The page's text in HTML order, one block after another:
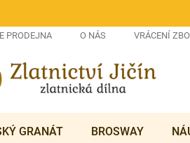
PRODEJNA O NÁS VRÁCENÍ
GRANÁT BROSWAY